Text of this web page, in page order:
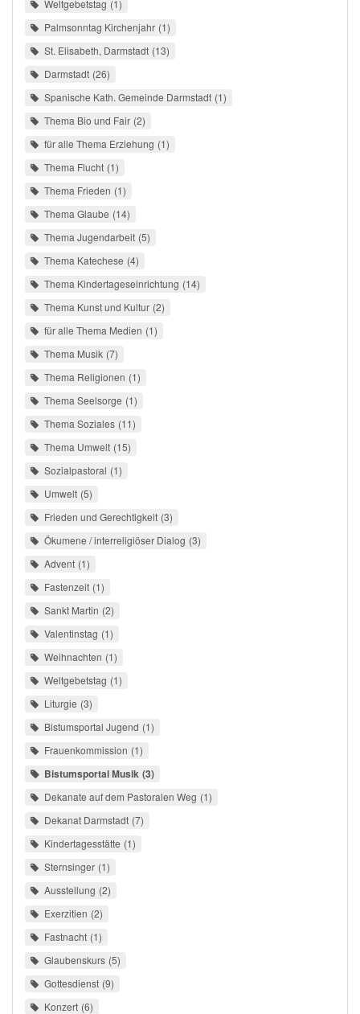
Weltgebetstag 1
Palmsonntag Kirchenjahr 1
St. Elisabeth, Darmstadt 13
Darmstadt 26
Spanische Kath. Gemeinde Darmstadt 1
Thema Bio und Fair 2
für alle Thema Erziehung 1
Thema Flucht 1
Thema Frieden 1
Thema Glaube 14
Thema Jugendarbeit 5
Thema Katechese 4
Thema Kindertageseinrichtung 14
Thema Kunst und Kultur 2
für alle Thema Medien 1
Thema Musik 7
Thema Religionen 1
Thema Seelsorge 1
Thema Soziales 11
Thema Umwelt 15
Sozialpastoral 1
Umwelt 5
Frieden und Gerechtigkeit 3
Ökumene / interreligiöser Dialog 3
Advent 1
Fastenzeit 1
Sankt Martin 2
Valentinstag 1
Weihnachten 1
Weltgebetstag 1
Liturgie 3
Bistumsportal Jugend 1
Frauenkommission 1
Bistumsportal Musik 3
Dekanate auf dem Pastoralen Weg 1
Dekanat Darmstadt 7
Kindertagesstätte 1
Sternsinger 1
Ausstellung 2
Exerzitien 2
Fastnacht 1
Glaubenskurs 5
Gottesdienst 9
Konzert 6